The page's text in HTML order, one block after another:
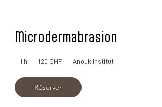
Microdermabrasion
1 h
francs
suisses
120 CHF Anouk Institut
Réserver